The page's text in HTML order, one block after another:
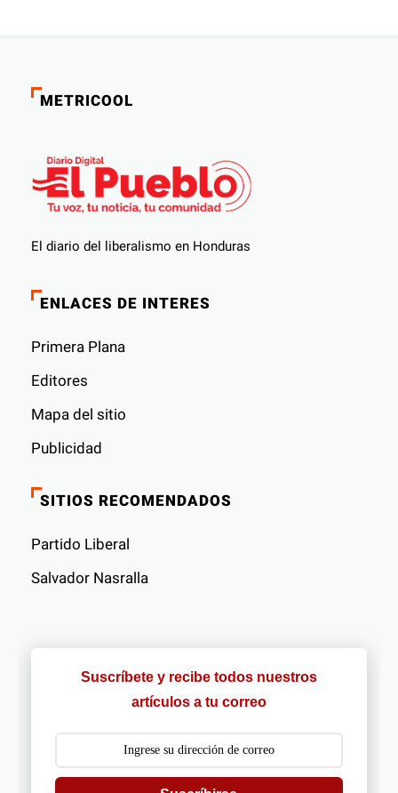
METRICOOL
El diario del liberalismo en Honduras
ENLACES DE INTERES
Primera Plana
Editores
Mapa del sitio
Publicidad
SITIOS RECOMENDADOS
Partido Liberal
Salvador Nasralla
Suscríbete y recibe todos nuestros
artículos a tu correo